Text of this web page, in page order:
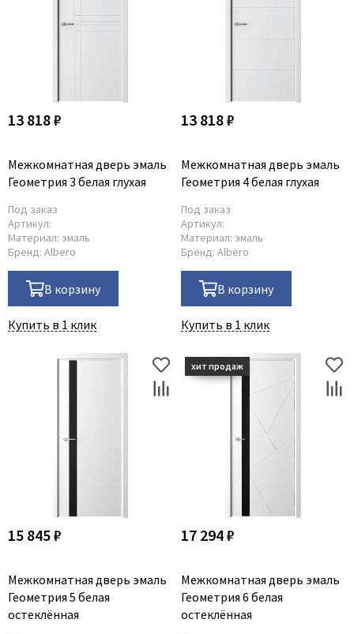
13 818 ₽
Межкомнатная дверь эмаль
Геометрия 3 белая глухая
Под заказ
Артикул:
Материал: эмаль
Бренд: Albero
В корзину
Купить в 1 клик
13 818 ₽
Межкомнатная дверь эмаль
Геометрия 4 белая глухая
Под заказ
Артикул:
Материал: эмаль
Бренд: Albero
В корзину
Купить в 1 клик
15 845 ₽
Межкомнатная дверь эмаль
Геометрия 5 белая
остеклённая
17 294 ₽
Межкомнатная дверь эмаль
Геометрия 6 белая
остеклённая